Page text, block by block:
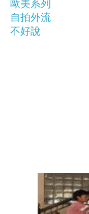
歐美系列
自拍外流
不好說